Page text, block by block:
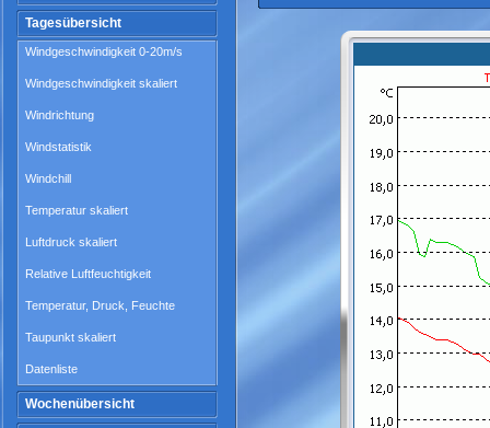
Tagesübersicht
Windgeschwindigkeit 0-20m/s
Windgeschwindigkeit skaliert
Windrichtung
Windstatistik
Windchill
Temperatur skaliert
Luftdruck skaliert
Relative Luftfeuchtigkeit
Temperatur, Druck, Feuchte
Taupunkt skaliert
Datenliste
Wochenübersicht